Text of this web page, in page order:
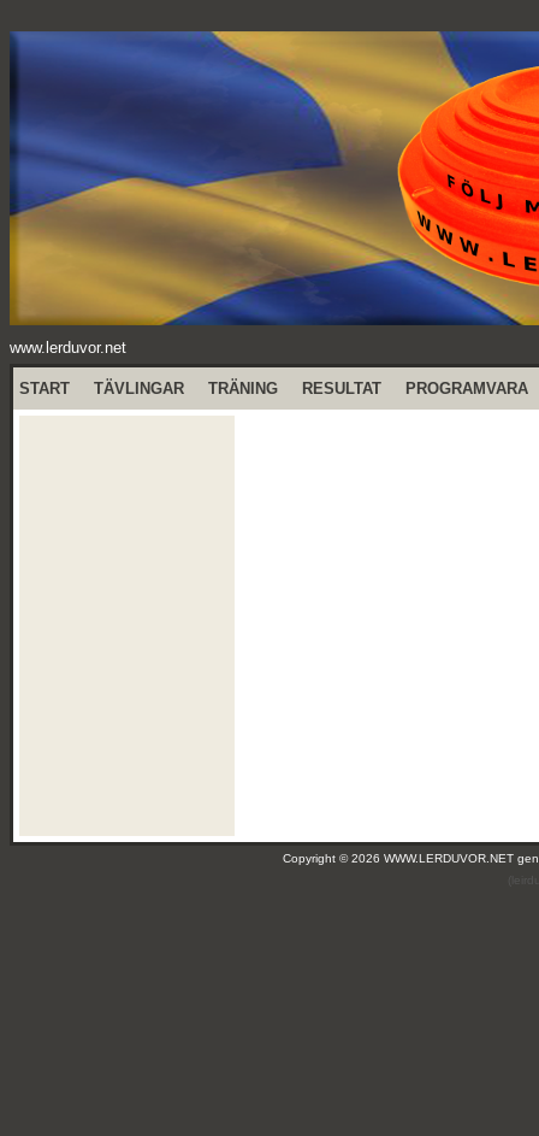
www.lerduvor.net
START TÄVLINGAR TRÄNING RESULTAT PROGRAMVARA
Copyright © 2026 WWW.LERDUVOR.NET